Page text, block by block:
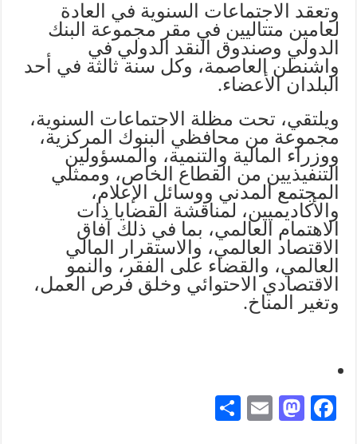
وتعقد الاجتماعات السنوية في العادة
لعامين متتاليين في مقر مجموعة البنك
الدولي وصندوق النقد الدولي في
واشنطن العاصمة، وكل سنة ثالثة في أحد
البلدان الأعضاء.
ويلتقي، تحت مظلة الاجتماعات السنوية،
مجموعة من محافظي البنوك المركزية،
ووزراء المالية والتنمية، والمسؤولين
التنفيذيين من القطاع الخاص، وممثلي
المجتمع المدني ووسائل الإعلام،
والأكاديميين، لمناقشة القضايا ذات
الاهتمام العالمي، بما في ذلك آفاق
الاقتصاد العالمي، والاستقرار المالي
العالمي، والقضاء على الفقر، والنمو
الاقتصادي الاحتوائي وخلق فرص العمل،
وتغير المناخ.
Fa
M
E